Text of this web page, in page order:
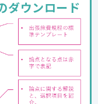
ダウンロード